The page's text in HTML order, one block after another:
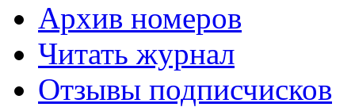
Архив номеров
Читать журнал
Отзывы подписчисков